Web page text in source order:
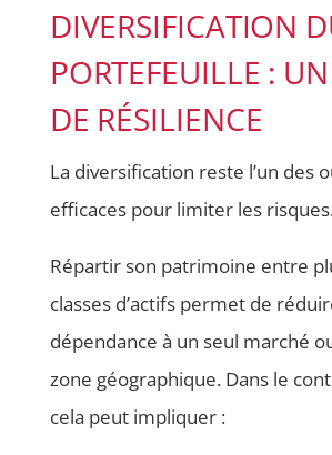
DIVERSIFICATION
PORTEFEUILLE :
DE RÉSILIENCE
La diversification reste l’un des
efficaces pour limiter les
Répartir son patrimoine entre
classes d’actifs permet de
dépendance à un seul marché
zone géographique. Dans le
cela peut impliquer :